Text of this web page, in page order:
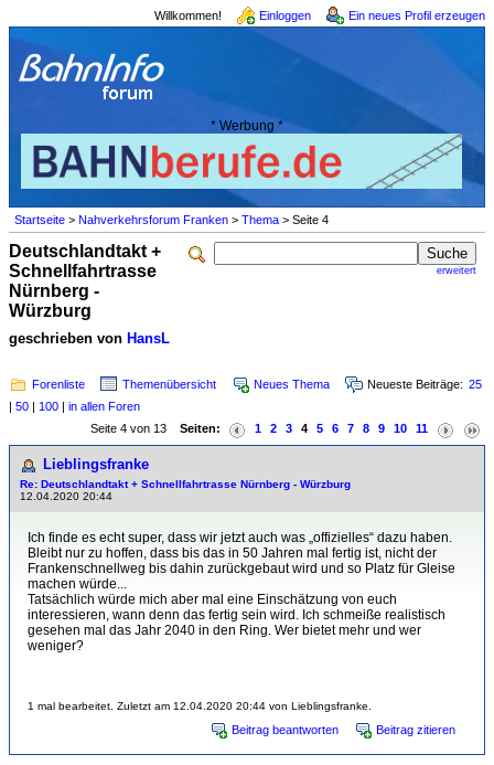
Willkommen! Einloggen Ein neues Profil erzeugen
* Werbung *
Startseite > Nahverkehrsforum Franken > Thema > Seite 4
erweitert
Deutschlandtakt +
Schnellfahrtrasse
Nürnberg -
Würzburg
geschrieben von HansL
Forenliste Themenübersicht Neues Thema Neueste Beiträge: 25
| 50 | 100 | in allen Foren
Seite 4 von 13 Seiten: 1 2 3 4 5 6 7 8 9 10 11
Lieblingsfranke
Re: Deutschlandtakt + Schnellfahrtrasse Nürnberg - Würzburg
12.04.2020 20:44
Ich finde es echt super, dass wir jetzt auch was „offizielles“ dazu haben.
Bleibt nur zu hoffen, dass bis das in 50 Jahren mal fertig ist, nicht der
Frankenschnellweg bis dahin zurückgebaut wird und so Platz für Gleise
machen würde...
Tatsächlich würde mich aber mal eine Einschätzung von euch
interessieren, wann denn das fertig sein wird. Ich schmeiße realistisch
gesehen mal das Jahr 2040 in den Ring. Wer bietet mehr und wer
weniger?
1 mal bearbeitet. Zuletzt am 12.04.2020 20:44 von Lieblingsfranke.
Beitrag beantworten Beitrag zitieren